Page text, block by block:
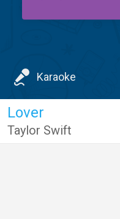
Karaoke
Lover
Taylor Swift